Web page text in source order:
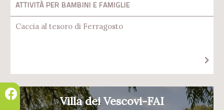
ATTIVITÀ PER BAMBINI E FAMIGLIE
Caccia al tesoro di Ferragosto
Villa dei Vescovi-FAI